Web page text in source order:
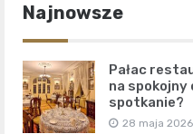
Najnowsze
Pałac
na spokojny
spotkanie?
28 maja 2026